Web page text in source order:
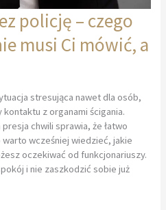
policję – czego
musi Ci mówić, a
stresująca nawet dla osób,
z organami ścigania.
chwili sprawia, że łatwo
warto wcześniej wiedzieć, jakie
oczekiwać od funkcjonariuszy.
i nie zaszkodzić sobie już